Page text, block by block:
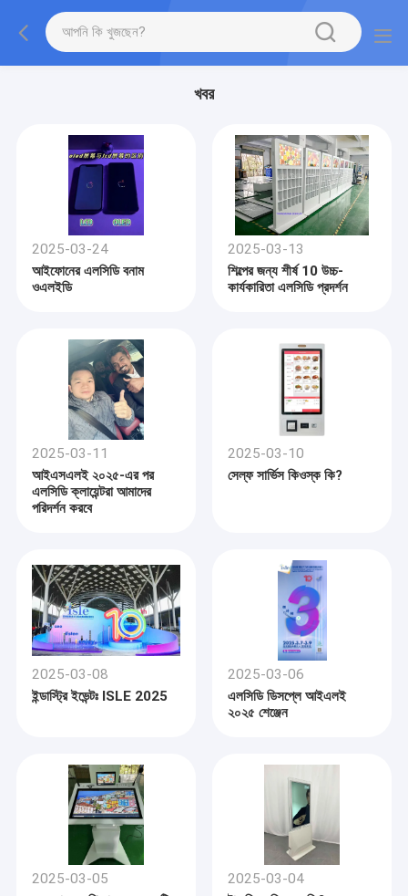
খবর
2025-03-24
আইফোনের এলসিডি বনাম
ওএলইডি
2025-03-13
শিল্পের জন্য শীর্ষ 10 উচ্চ-
কার্যকারিতা এলসিডি প্রদর্শন
2025-03-11
আইএসএলই ২০২৫-এর পর
এলসিডি ক্লায়েন্টরা আমাদের
পরিদর্শন করবে
2025-03-10
সেল্ফ সার্ভিস কিওস্ক কি?
2025-03-08
ইন্ডাস্ট্রি ইভেন্টঃ ISLE 2025
2025-03-06
এলসিডি ডিসপ্লে আইএলই
২০২৫ শেঞ্জেন
2025-03-05
2025-03-04